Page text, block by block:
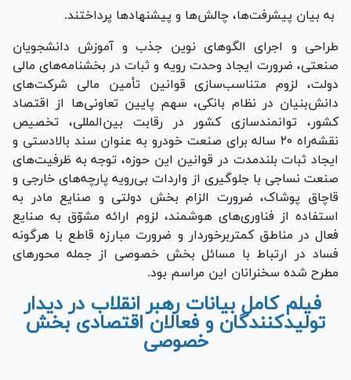
به بیان پیشرفت‌ها، چالش‌ها و پیشنهاد‌ها پرداختند.
طراحی و اجرای الگو‌های نوین جذب و آموزش دانشجویان
صنعتی، ضرورت ایجاد وحدت رویه و ثبات در بخشنامه‌های مالی
دولت، لزوم متناسب‌سازی قوانین تأمین مالی شرکت‌های
دانش‌بنیان در نظام بانکی، سهم پایین تعاونی‌ها از اقتصاد
کشور، توانمندسازی کشور در رقابت بین‌المللی، تخصیص
نقشه‌راه ۲۰ ساله برای صنعت خودرو به عنوان سند بالادستی و
ایجاد ثبات بلندمدت در قوانین این حوزه، توجه به ظرفیت‌های
صنعت نساجی با جلوگیری از واردات بی‌رویه پارچه‌های خارجی و
قاچاق پوشاک، ضرورت الزام بخش دولتی و صنایع مادر به
استفاده از فناوری‌های هوشمند، لزوم ارائه مشوّق به صنایع
فعال در مناطق کمتربرخوردار و ضرورت مبارزه قاطع با هرگونه
فساد در ارتباط با مسائل بخش خصوصی از جمله محور‌های
مطرح شده سخنرانان این مراسم بود.
فیلم کامل بیانات رهبر انقلاب در دیدار
تولیدکنندگان و فعالان اقتصادی بخش
خصوصی